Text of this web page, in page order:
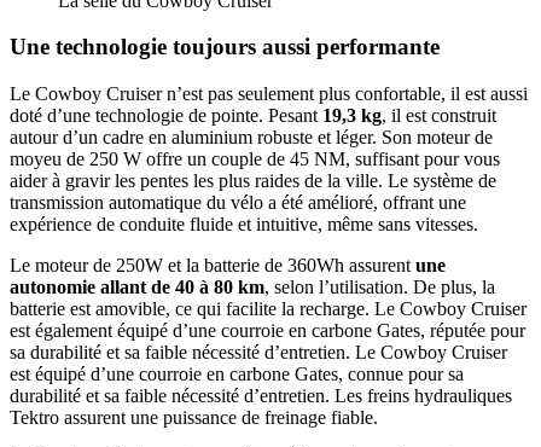
Une technologie toujours aussi performante
Le Cowboy Cruiser n’est pas seulement plus confortable, il est aussi
doté d’une technologie de pointe. Pesant 19,3 kg, il est construit
autour d’un cadre en aluminium robuste et léger. Son moteur de
moyeu de 250 W offre un couple de 45 NM, suffisant pour vous
aider à gravir les pentes les plus raides de la ville. Le système de
transmission automatique du vélo a été amélioré, offrant une
expérience de conduite fluide et intuitive, même sans vitesses.
Le moteur de 250W et la batterie de 360Wh assurent une
autonomie allant de 40 à 80 km, selon l’utilisation. De plus, la
batterie est amovible, ce qui facilite la recharge. Le Cowboy Cruiser
est également équipé d’une courroie en carbone Gates, réputée pour
sa durabilité et sa faible nécessité d’entretien. Le Cowboy Cruiser
est équipé d’une courroie en carbone Gates, connue pour sa
durabilité et sa faible nécessité d’entretien. Les freins hydrauliques
Tektro assurent une puissance de freinage fiable.